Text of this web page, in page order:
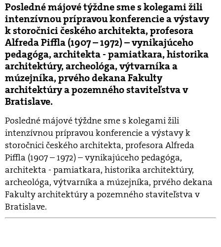
Posledné májové týždne sme s kolegami žili
intenzívnou prípravou konferencie a výstavy
k storočnici českého architekta, profesora
Alfreda Piffla (1907 – 1972) – vynikajúceho
pedagóga, architekta - pamiatkara, historika
architektúry, archeológa, výtvarníka a
múzejníka, prvého dekana Fakulty
architektúry a pozemného staviteľstva v
Bratislave.
Posledné májové týždne sme s kolegami žili
intenzívnou prípravou konferencie a výstavy k
storočnici českého architekta, profesora Alfreda
Piffla (1907 – 1972) – vynikajúceho pedagóga,
architekta - pamiatkara, historika architektúry,
archeológa, výtvarníka a múzejníka, prvého dekana
Fakulty architektúry a pozemného staviteľstva v
Bratislave.